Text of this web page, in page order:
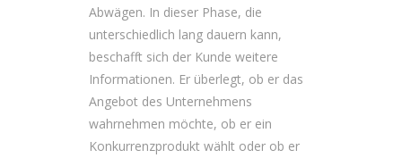
Abwägen. In dieser Phase, die
unterschiedlich lang dauern kann,
beschafft sich der Kunde weitere
Informationen. Er überlegt, ob er das
Angebot des Unternehmens
wahrnehmen möchte, ob er ein
Konkurrenzprodukt wählt oder ob er